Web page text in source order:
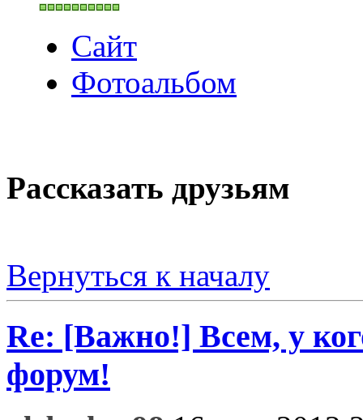
Сайт
Фотоальбом
Рассказать друзьям
Вернуться к началу
Re: [Важно!] Всем, у
форум!